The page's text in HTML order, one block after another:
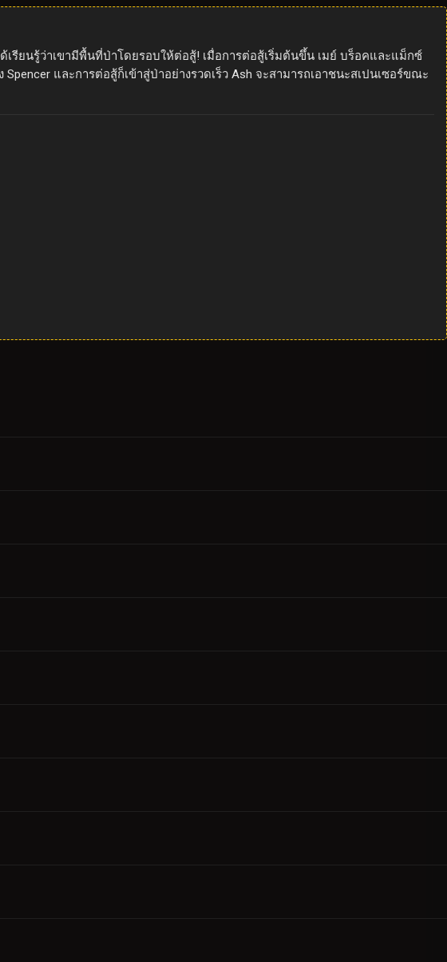
ยนรู้ว่าเขามีพื้นที่ป่าโดยรอบให้ต่อสู้! เมื่อการต่อสู้เริ่มต้นขึ้น เมย์ บร็อคและแม็กซ์
และการต่อสู้ก็เข้าสู่ป่าอย่างรวดเร็ว Ash จะสามารถเอาชนะสเปนเซอร์ขณะ